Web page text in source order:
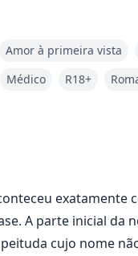
se ajoelha,
ombros e então
de mim.
minha mesa e
eu jogo
enquanto ele me
Quinn."
Amor à primeira vista
Médico R18+
exatamente
A parte inicial da
cujo nome